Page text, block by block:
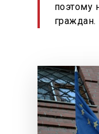
поэтому
граждан.